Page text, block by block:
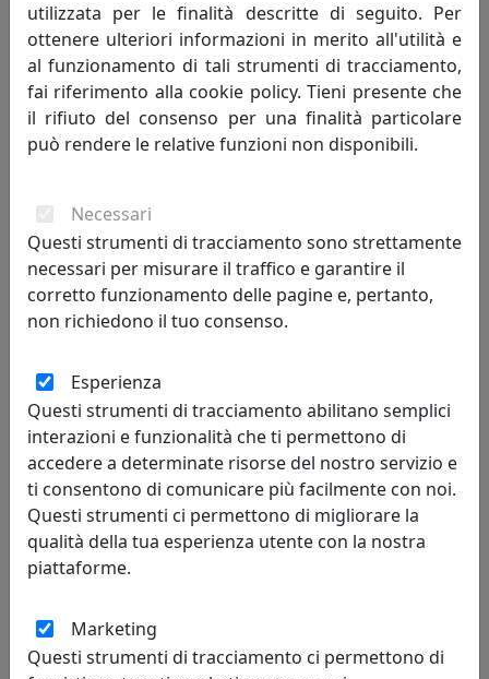
PIOGGIA EPR14001-03
MemeDesign
2.351,00 €
EPR14002-33
MemeDesign
utilizzata per le finalità descritte di seguito. Per
ottenere ulteriori informazioni in merito all'utilità e
al funzionamento di tali strumenti di tracciamento,
fai riferimento alla cookie policy. Tieni presente che
il rifiuto del consenso per una finalità particolare
può rendere le relative funzioni non disponibili.
Necessari
Questi strumenti di tracciamento sono strettamente
necessari per misurare il traffico e garantire il
corretto funzionamento delle pagine e, pertanto,
non richiedono il tuo consenso.
Esperienza
Questi strumenti di tracciamento abilitano semplici
interazioni e funzionalità che ti permettono di
accedere a determinate risorse del nostro servizio e
ti consentono di comunicare più facilmente con noi.
Questi strumenti ci permettono di migliorare la
qualità della tua esperienza utente con la nostra
piattaforme.
Marketing
Questi strumenti di tracciamento ci permettono di